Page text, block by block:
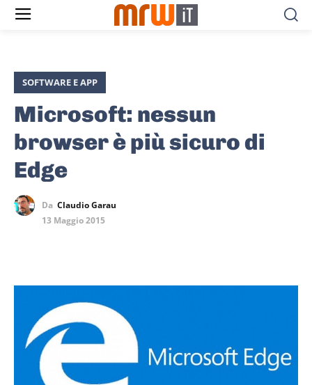
SOFTWARE E APP
Microsoft: nessun
browser è più sicuro di
Edge
Da Claudio Garau
13 Maggio 2015